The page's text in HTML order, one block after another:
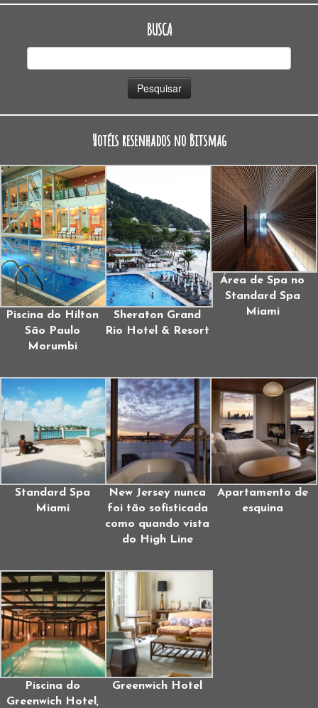
BUSCA
Hotéis resenhados no Bitsmag
Piscina do Hilton
São Paulo
Morumbi
Sheraton Grand
Rio Hotel & Resort
Área de Spa no
Standard Spa
Miami
Standard Spa
Miami
New Jersey nunca
foi tão sofisticada
como quando vista
do High Line
Apartamento de
esquina
Piscina do
Greenwich Hotel,
Greenwich Hotel